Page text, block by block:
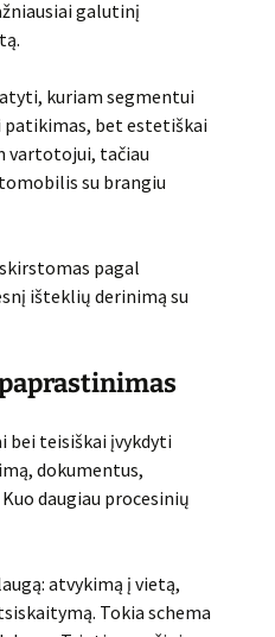
galutinį
kuriam segmentui
patikimas, bet estetiškai
vartotojui, tačiau
su brangiu
pagal
išteklių derinimą su
bei teisiškai įvykdyti
dokumentus,
daugiau procesinių
atvykimą į vietą,
Tokia schema